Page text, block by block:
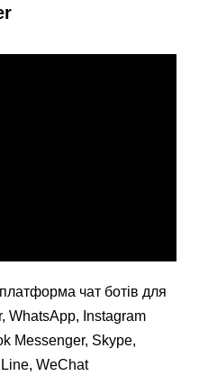
чат ботів для
WhatsApp, Instagram
Messenger, Skype,
WeChat